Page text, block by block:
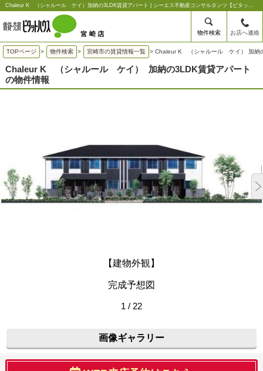
Chaleur K （シャルール ケイ）加納の3LDK賃貸アパート | シーエス不動産コンサルタンツ【ピタットハウス宮崎店】
物件検索 お店へ連絡
TOPページ > 物件検索 > 宮崎市の賃貸情報一覧 > Chaleur K （シャルール ケイ） 加納
Chaleur K （シャルール ケイ）
加納の3LDK賃貸アパート
の物件情報
【建物外観】
完成予想図
1 / 22
画像ギャラリー